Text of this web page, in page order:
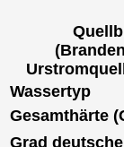
Wassertyp
Gesamthärte
Grad